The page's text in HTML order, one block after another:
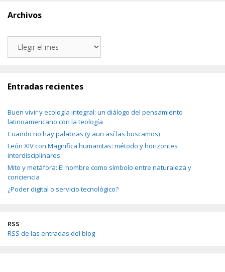
Archivos
Entradas recientes
Buen vivir y ecología integral: un diálogo del pensamiento
latinoamericano con la teología
Cuando no hay palabras (y aun así las buscamos)
León XIV con Magnifica humanitas: método y horizontes
interdisciplinares
Mito y metáfora: El hombre como símbolo entre naturaleza y
conciencia
¿Poder digital o servicio tecnológico?
RSS
RSS de las entradas del blog